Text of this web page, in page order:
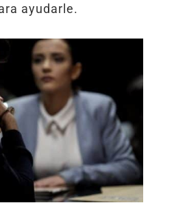
ayudarle.